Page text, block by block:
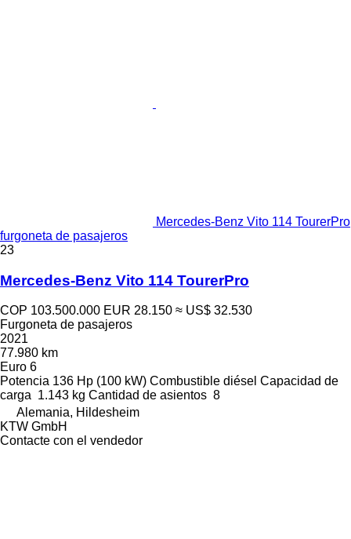
Mercedes-Benz Vito 114 TourerPro
furgoneta de pasajeros
23
Mercedes-Benz Vito 114 TourerPro
COP 103.500.000 EUR 28.150 ≈ US$ 32.530
Furgoneta de pasajeros
2021
77.980 km
Euro 6
Potencia 136 Hp (100 kW) Combustible diésel Capacidad de
carga 1.143 kg Cantidad de asientos 8
Alemania, Hildesheim
KTW GmbH
Contacte con el vendedor